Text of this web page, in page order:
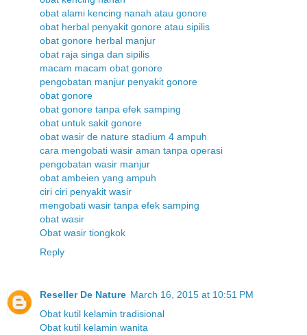
obat alami kencing nanah atau gonore
obat herbal penyakit gonore atau sipilis
obat gonore herbal manjur
obat raja singa dan sipilis
macam macam obat gonore
pengobatan manjur penyakit gonore
obat gonore
obat gonore tanpa efek samping
obat untuk sakit gonore
obat wasir de nature stadium 4 ampuh
cara mengobati wasir aman tanpa operasi
pengobatan wasir manjur
obat ambeien yang ampuh
ciri ciri penyakit wasir
mengobati wasir tanpa efek samping
obat wasir
Obat wasir tiongkok
Reply
Reseller De Nature March 16, 2015 at 10:51 PM
Obat kutil kelamin tradisional
Obat kutil kelamin wanita